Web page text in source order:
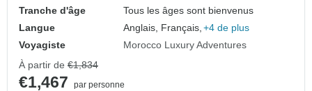
Tranche d'âge
Tous les âges sont bienvenus
Langue
Anglais, Français, +4 de plus
Voyagiste
Morocco Luxury Adventures
À partir de €1,834
€1,467
par personne